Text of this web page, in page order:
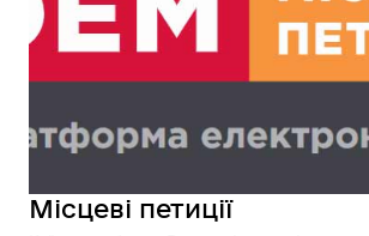
Місцеві петиції